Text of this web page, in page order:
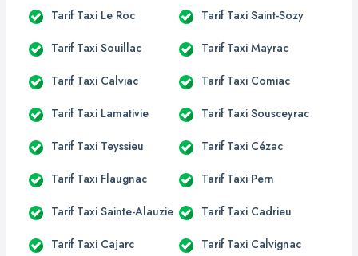
Tarif Taxi Le Roc Tarif Taxi Saint-Sozy
Tarif Taxi Souillac Tarif Taxi Mayrac
Tarif Taxi Calviac Tarif Taxi Comiac
Tarif Taxi Lamativie Tarif Taxi Sousceyrac
Tarif Taxi Teyssieu Tarif Taxi Cézac
Tarif Taxi Flaugnac Tarif Taxi Pern
Tarif Taxi Sainte-Alauzie Tarif Taxi Cadrieu
Tarif Taxi Cajarc Tarif Taxi Calvignac